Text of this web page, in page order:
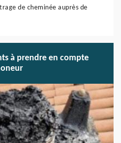
de cheminée auprès de
à prendre en compte